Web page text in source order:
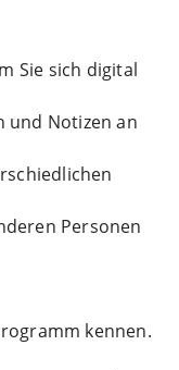
Sie sich digital
und Notizen an
Personen
kennen.